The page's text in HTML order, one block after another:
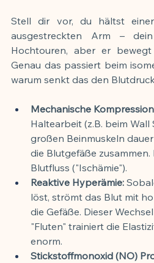
Stell dir vor, du hältst
ausgestreckten Arm –
Hochtouren, aber er
Genau das passiert beim
warum senkt das den
Mechanische
Haltearbeit (z.B. beim
großen Beinmuskeln
die Blutgefäße
Blutfluss ("Ischämie").
Reaktive Hyperämie:
löst, strömt das Blut mit
die Gefäße. Dieser
"Fluten" trainiert die
enorm.
Stickstoffmonoxid (NO)